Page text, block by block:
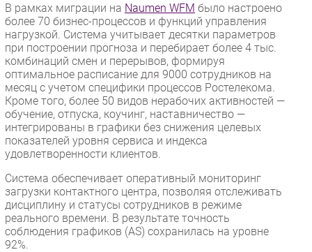
В рамках миграции на Naumen WFM было настроено
более 70 бизнес-процессов и функций управления
нагрузкой. Система учитывает десятки параметров
при построении прогноза и перебирает более 4 тыс.
комбинаций смен и перерывов, формируя
оптимальное расписание для 9000 сотрудников на
месяц с учетом специфики процессов Ростелекома.
Кроме того, более 50 видов нерабочих активностей —
обучение, отпуска, коучинг, наставничество —
интегрированы в графики без снижения целевых
показателей уровня сервиса и индекса
удовлетворенности клиентов.
Система обеспечивает оперативный мониторинг
загрузки контактного центра, позволяя отслеживать
дисциплину и статусы сотрудников в режиме
реального времени. В результате точность
соблюдения графиков (AS) сохранилась на уровне
92%.